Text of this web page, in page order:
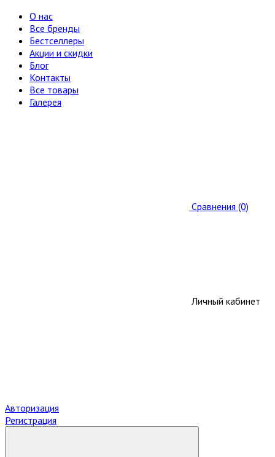
О нас
Все бренды
Бестселлеры
Акции и скидки
Блог
Контакты
Все товары
Галерея
Сравнения (0)
Личный кабинет
Авторизация
Регистрация